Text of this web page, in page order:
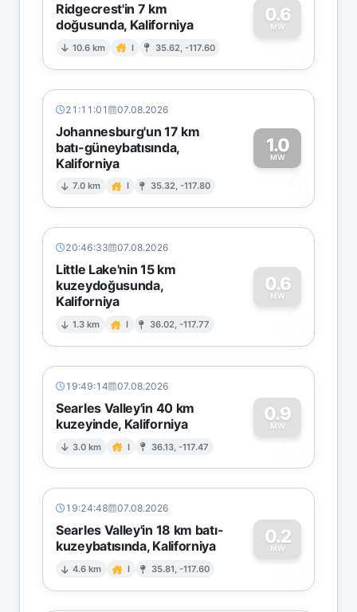
Ridgecrest'in 7 km
doğusunda, Kaliforniya
10.6 km I 35.62, -117.60
0.6
MW
0
21:11:01 07.08.2026
Johannesburg'un 17 km
batı-güneybatısında,
Kaliforniya
7.0 km I 35.32, -117.80
1.0
MW
1
20:46:33 07.08.2026
Little Lake'nin 15 km
kuzeydoğusunda,
Kaliforniya
1.3 km I 36.02, -117.77
0.6
MW
0
19:49:14 07.08.2026
Searles Valley'in 40 km
kuzeyinde, Kaliforniya
3.0 km I 36.13, -117.47
0.9
MW
0
19:24:48 07.08.2026
Searles Valley'in 18 km batı-
kuzeybatısında, Kaliforniya
4.6 km I 35.81, -117.60
0.2
MW
0